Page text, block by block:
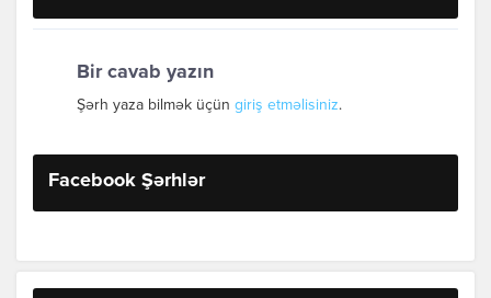
Bir cavab yazın
Şərh yaza bilmək üçün giriş etməlisiniz.
Facebook Şərhlər